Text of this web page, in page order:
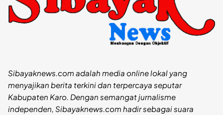
Sibayaknews.com adalah media online lokal yang
menyajikan berita terkini dan terpercaya seputar
Kabupaten Karo. Dengan semangat jurnalisme
independen, Sibayaknews.com hadir sebagai suara